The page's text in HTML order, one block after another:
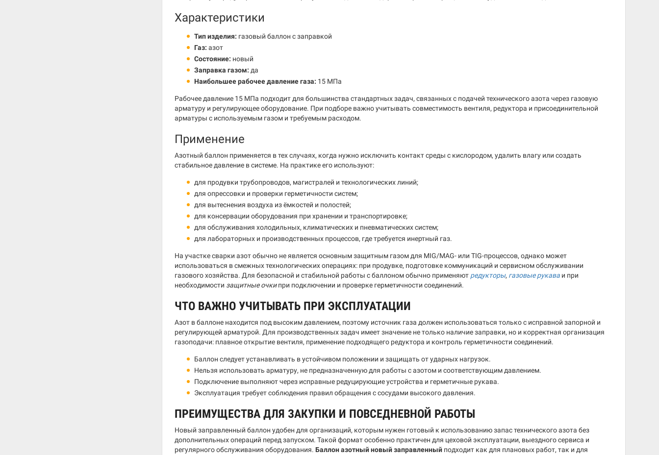
Характеристики
Тип изделия: газовый баллон с заправкой
Газ: азот
Состояние: новый
Заправка газом: да
Наибольшее рабочее давление газа: 15 МПа
Рабочее давление 15 МПа подходит для большинства стандартных задач, связанных с подачей технического азота через газовую
арматуру и регулирующее оборудование. При подборе важно учитывать совместимость вентиля, редуктора и присоединительной
арматуры с используемым газом и требуемым расходом.
Применение
Азотный баллон применяется в тех случаях, когда нужно исключить контакт среды с кислородом, удалить влагу или создать
стабильное давление в системе. На практике его используют:
для продувки трубопроводов, магистралей и технологических линий;
для опрессовки и проверки герметичности систем;
для вытеснения воздуха из ёмкостей и полостей;
для консервации оборудования при хранении и транспортировке;
для обслуживания холодильных, климатических и пневматических систем;
для лабораторных и производственных процессов, где требуется инертный газ.
На участке сварки азот обычно не является основным защитным газом для MIG/MAG- или TIG-процессов, однако может
использоваться в смежных технологических операциях: при продувке, подготовке коммуникаций и сервисном обслуживании
газового хозяйства. Для безопасной и стабильной работы с баллоном обычно применяют редукторы, газовые рукава и при
необходимости защитные очкипри подключении и проверке герметичности соединений.
ЧТО ВАЖНО УЧИТЫВАТЬ ПРИ ЭКСПЛУАТАЦИИ
Азот в баллоне находится под высоким давлением, поэтому источник газа должен использоваться только с исправной запорной и
регулирующей арматурой. Для производственных задач имеет значение не только наличие заправки, но и корректная организация
газоподачи: плавное открытие вентиля, применение подходящего редуктора и контроль герметичности соединений.
Баллон следует устанавливать в устойчивом положении и защищать от ударных нагрузок.
Нельзя использовать арматуру, не предназначенную для работы с азотом и соответствующим давлением.
Подключение выполняют через исправные редуцирующие устройства и герметичные рукава.
Эксплуатация требует соблюдения правил обращения с сосудами высокого давления.
ПРЕИМУЩЕСТВА ДЛЯ ЗАКУПКИ И ПОВСЕДНЕВНОЙ РАБОТЫ
Новый заправленный баллон удобен для организаций, которым нужен готовый к использованию запас технического азота без
дополнительных операций перед запуском. Такой формат особенно практичен для цеховой эксплуатации, выездного сервиса и
регулярного обслуживания оборудования. Баллон азотный новый заправленный подходит как для плановых работ, так и для